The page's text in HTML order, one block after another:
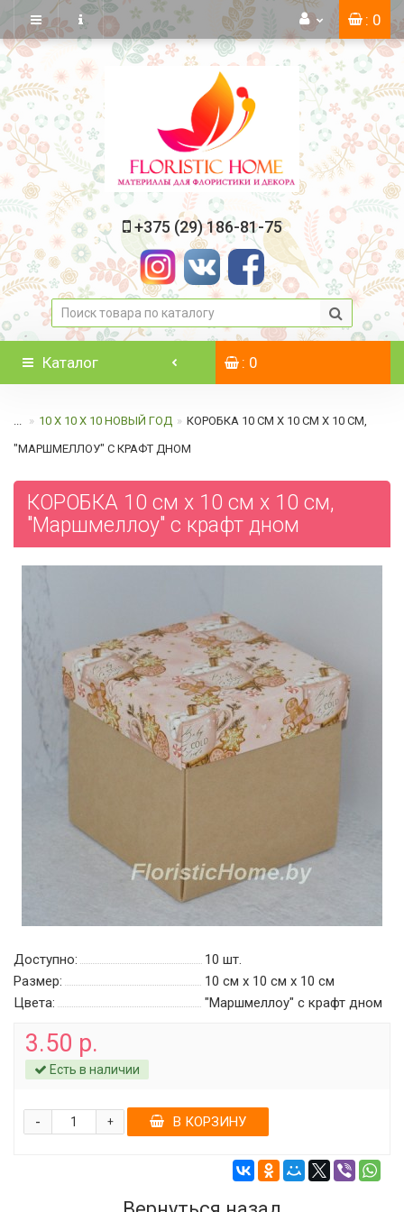
: 0
+375 (29) 186-81-75
Каталог : 0
... 10 Х 10 Х 10 НОВЫЙ ГОД КОРОБКА 10 СМ Х 10 СМ Х 10 СМ,
"МАРШМЕЛЛОУ" C КРАФТ ДНОМ
КОРОБКА 10 см х 10 см х 10 см,
"Маршмеллоу" c крафт дном
Доступно: 10 шт.
Размер:
10 см х 10 см х 10 см
Цвета:
"Маршмеллоу" c крафт дном
3.50 р.
Есть в наличии
+
- В КОРЗИНУ